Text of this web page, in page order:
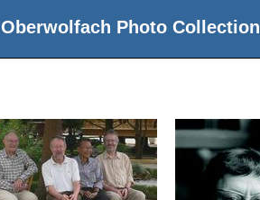
Oberwolfach Photo Collection